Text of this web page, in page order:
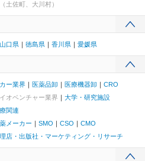
土佐町、大川村）
山口県 徳島県 香川県 愛媛県
ー業界 医薬品卸 医療機器卸
CRO
オベンチャー業界
大学・研究施設
関連
メーカー
SMO CSO
CMO
店・出版社・マーケティング・リサーチ